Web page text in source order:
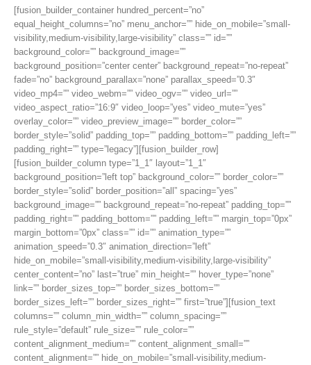
YASAL
MI?
için
[fusion_builder_container hundred_percent=”no”
equal_height_columns=”no” menu_anchor=”” hide_on_mobile=”small-
visibility,medium-visibility,large-visibility” class=”” id=””
background_color=”” background_image=””
background_position=”center center” background_repeat=”no-repeat”
fade=”no” background_parallax=”none” parallax_speed=”0.3″
video_mp4=”” video_webm=”” video_ogv=”” video_url=””
video_aspect_ratio=”16:9″ video_loop=”yes” video_mute=”yes”
overlay_color=”” video_preview_image=”” border_color=””
border_style=”solid” padding_top=”” padding_bottom=”” padding_left=””
padding_right=”” type=”legacy”][fusion_builder_row]
[fusion_builder_column type=”1_1″ layout=”1_1″
background_position=”left top” background_color=”” border_color=””
border_style=”solid” border_position=”all” spacing=”yes”
background_image=”” background_repeat=”no-repeat” padding_top=””
padding_right=”” padding_bottom=”” padding_left=”” margin_top=”0px”
margin_bottom=”0px” class=”” id=”” animation_type=””
animation_speed=”0.3″ animation_direction=”left”
hide_on_mobile=”small-visibility,medium-visibility,large-visibility”
center_content=”no” last=”true” min_height=”” hover_type=”none”
link=”” border_sizes_top=”” border_sizes_bottom=””
border_sizes_left=”” border_sizes_right=”” first=”true”][fusion_text
columns=”” column_min_width=”” column_spacing=””
rule_style=”default” rule_size=”” rule_color=””
content_alignment_medium=”” content_alignment_small=””
content_alignment=”” hide_on_mobile=”small-visibility,medium-